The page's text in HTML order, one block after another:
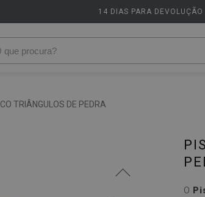
14 DIAS PARA DEVOLUÇÃO
TRIÂNGULOS DE PEDRA
O